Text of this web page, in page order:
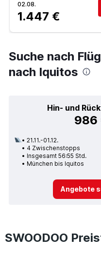
02.08.
1.447 €
Suche nach
nach Iquitos
Hin- und
986
21.11.-01.12.
4 Zwischenstopps
Insgesamt 56:55 Std.
München bis Iquitos
Angebote
SWOODOO